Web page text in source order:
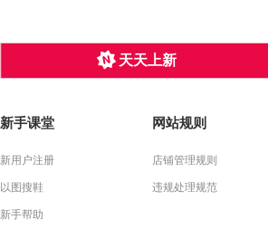
天天上新
新手课堂
新用户注册
以图搜鞋
新手帮助
网站规则
店铺管理规则
违规处理规范